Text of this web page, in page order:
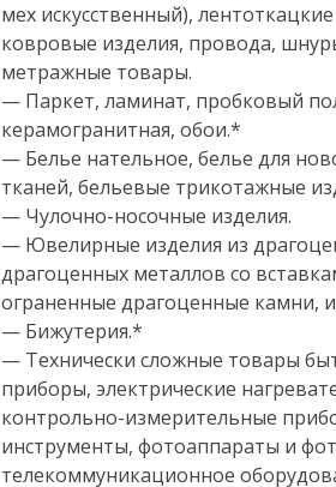
мех искусственный),
ковровые изделия, провода,
метражные товары.
— Паркет, ламинат, пробковый
керамогранитная, обои.*
— Белье нательное, белье для
тканей, бельевые трикотажные
— Чулочно-носочные изделия.
— Ювелирные изделия из
драгоценных металлов со
ограненные драгоценные камни,
— Бижутерия.*
— Технически сложные товары
приборы, электрические
контрольно-измерительные
инструменты, фотоаппараты и
телекоммуникационное